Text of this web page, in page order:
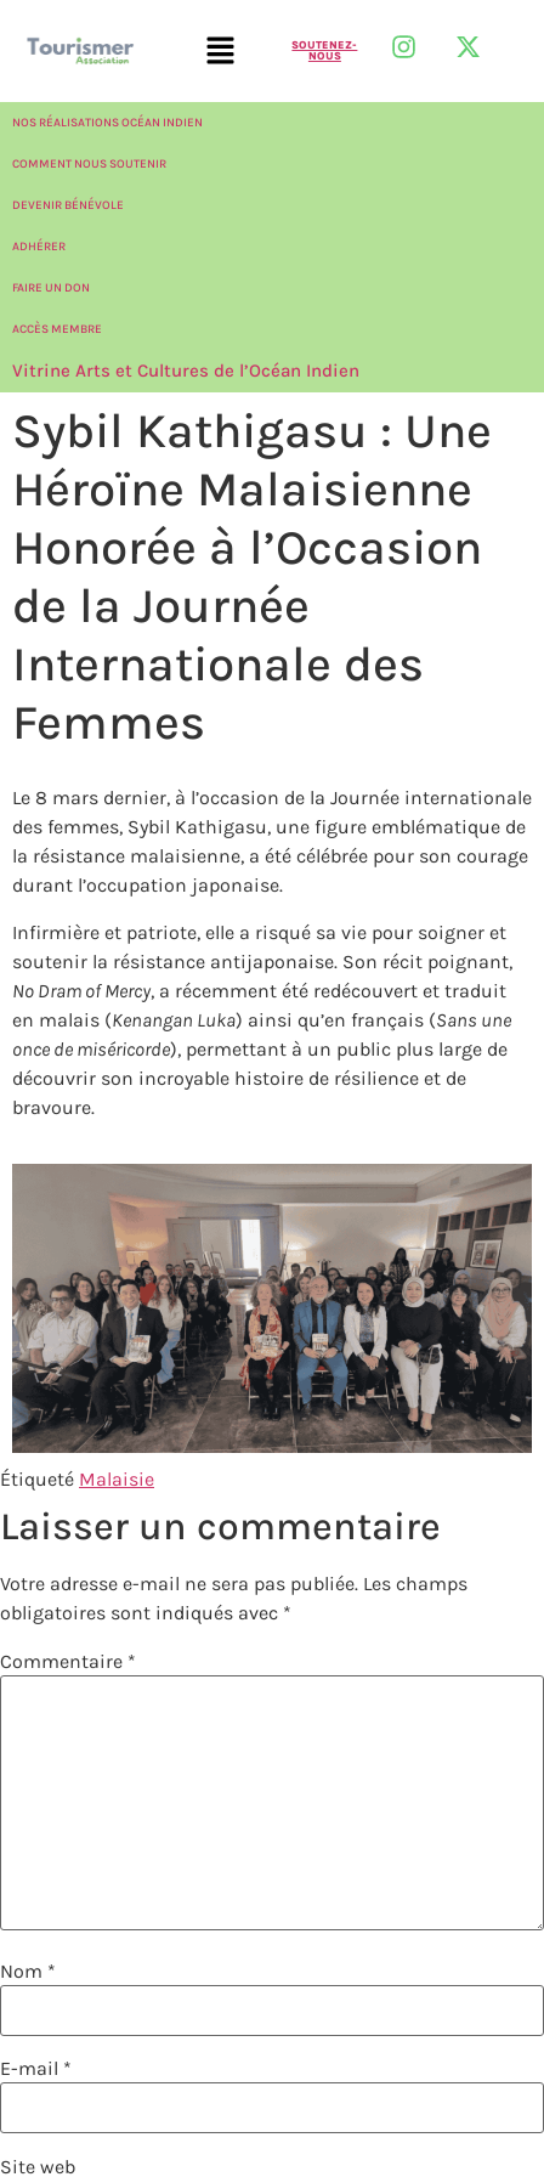
SOUTENEZ-
NOUS
NOS RÉALISATIONS OCÉAN INDIEN
COMMENT NOUS SOUTENIR
DEVENIR BÉNÉVOLE
ADHÉRER
FAIRE UN DON
ACCÈS MEMBRE
Vitrine Arts et Cultures de l’Océan Indien
Sybil Kathigasu : Une
Héroïne Malaisienne
Honorée à l’Occasion
de la Journée
Internationale des
Femmes
Le 8 mars dernier, à l’occasion de la Journée internationale
des femmes, Sybil Kathigasu, une figure emblématique de
la résistance malaisienne, a été célébrée pour son courage
durant l’occupation japonaise.
Infirmière et patriote, elle a risqué sa vie pour soigner et
soutenir la résistance antijaponaise. Son récit poignant,
No Dram of Mercy, a récemment été redécouvert et traduit
en malais (Kenangan Luka) ainsi qu’en français (Sans une
once de miséricorde), permettant à un public plus large de
découvrir son incroyable histoire de résilience et de
bravoure.
Étiqueté Malaisie
Laisser un commentaire
Votre adresse e-mail ne sera pas publiée. Les champs
obligatoires sont indiqués avec *
Commentaire *
Nom *
E-mail *
Site web